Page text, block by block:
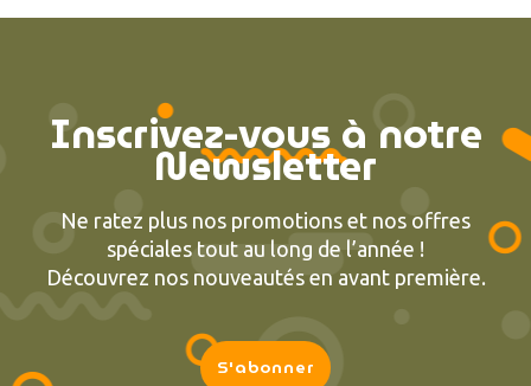
Inscrivez-vous à notre
Newsletter
Ne ratez plus nos promotions et nos offres
spéciales tout au long de l’année !
Découvrez nos nouveautés en avant première.